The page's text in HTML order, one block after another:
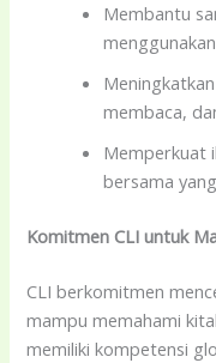
Membantu
membaca,
Memperkuat
bersama
Komitmen CLI untuk
CLI berkomitmen
mampu memahami
memiliki kompetensi